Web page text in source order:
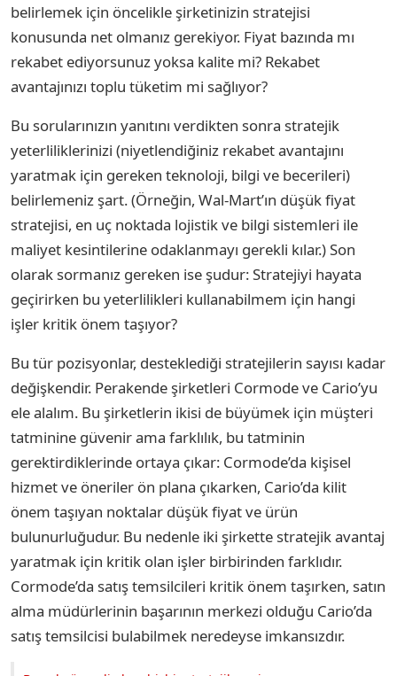
belirlemek için öncelikle şirketinizin stratejisi
konusunda net olmanız gerekiyor. Fiyat bazında mı
rekabet ediyorsunuz yoksa kalite mi? Rekabet
avantajınızı toplu tüketim mi sağlıyor?
Bu sorularınızın yanıtını verdikten sonra stratejik
yeterliliklerinizi (niyetlendiğiniz rekabet avantajını
yaratmak için gereken teknoloji, bilgi ve becerileri)
belirlemeniz şart. (Örneğin, Wal-Mart’ın düşük fiyat
stratejisi, en uç noktada lojistik ve bilgi sistemleri ile
maliyet kesintilerine odaklanmayı gerekli kılar.) Son
olarak sormanız gereken ise şudur: Stratejiyi hayata
geçirirken bu yeterlilikleri kullanabilmem için hangi
işler kritik önem taşıyor?
Bu tür pozisyonlar, desteklediği stratejilerin sayısı kadar
değişkendir. Perakende şirketleri Cormode ve Cario’yu
ele alalım. Bu şirketlerin ikisi de büyümek için müşteri
tatminine güvenir ama farklılık, bu tatminin
gerektirdiklerinde ortaya çıkar: Cormode’da kişisel
hizmet ve öneriler ön plana çıkarken, Cario’da kilit
önem taşıyan noktalar düşük fiyat ve ürün
bulunurluğudur. Bu nedenle iki şirkette stratejik avantaj
yaratmak için kritik olan işler birbirinden farklıdır.
Cormode’da satış temsilcileri kritik önem taşırken, satın
alma müdürlerinin başarının merkezi olduğu Cario’da
satış temsilcisi bulabilmek neredeyse imkansızdır.